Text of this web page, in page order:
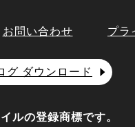
お問い合わせ プラ
グ ダウンロード
ルの登録商標です。